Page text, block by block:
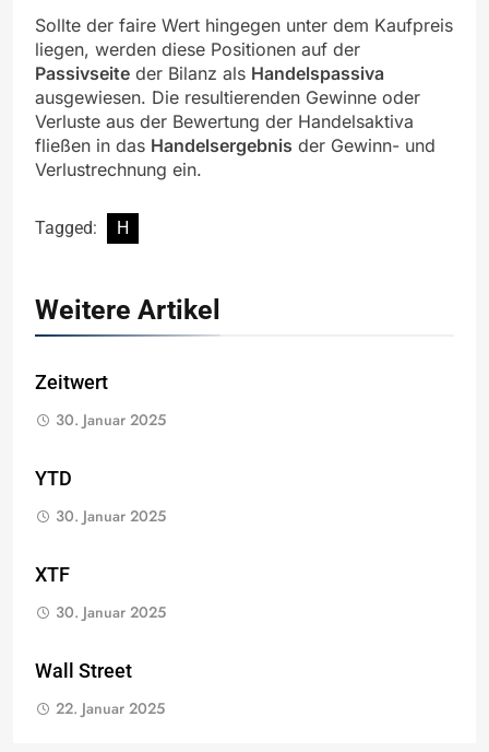
Sollte der faire Wert hingegen unter dem Kaufpreis
liegen, werden diese Positionen auf der
Passivseite der Bilanz als Handelspassiva
ausgewiesen. Die resultierenden Gewinne oder
Verluste aus der Bewertung der Handelsaktiva
fließen in das Handelsergebnis der Gewinn- und
Verlustrechnung ein.
Tagged: H
Weitere Artikel
Zeitwert
30. Januar 2025
YTD
30. Januar 2025
XTF
30. Januar 2025
Wall Street
22. Januar 2025